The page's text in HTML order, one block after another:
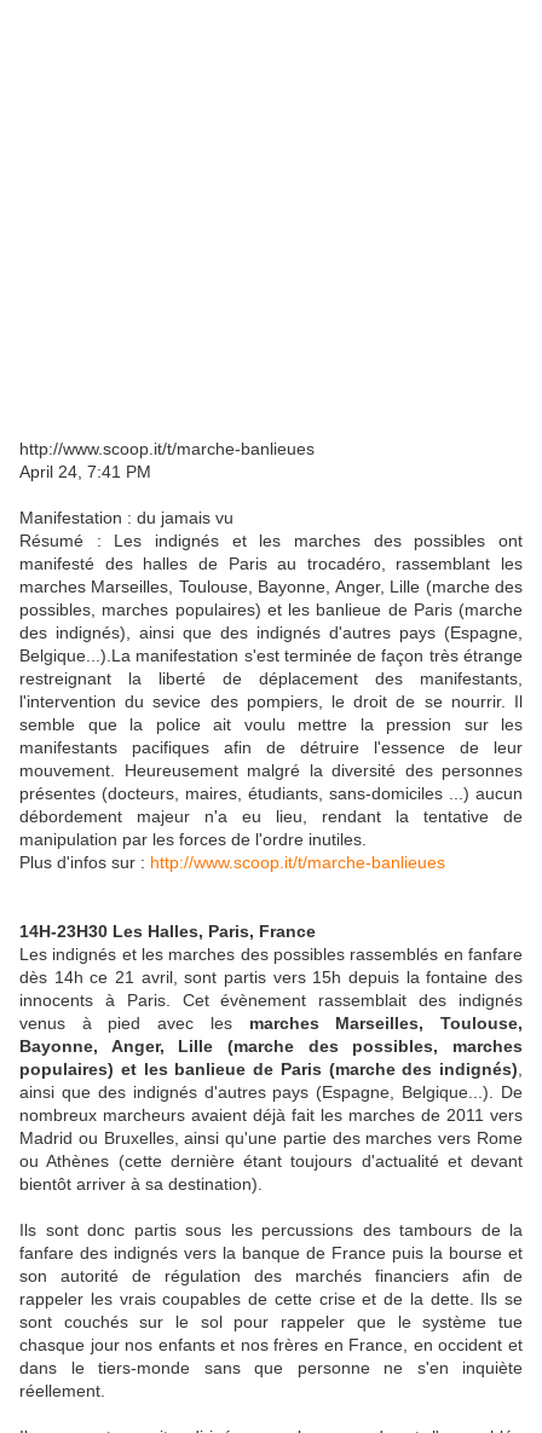
http://www.scoop.it/t/marche-banlieues
April 24, 7:41 PM
Manifestation : du jamais vu
Résumé : Les indignés et les marches des possibles ont
manifesté des halles de Paris au trocadéro, rassemblant les
marches Marseilles, Toulouse, Bayonne, Anger, Lille (marche des
possibles, marches populaires) et les banlieue de Paris (marche
des indignés), ainsi que des indignés d'autres pays (Espagne,
Belgique...).La manifestation s'est terminée de façon très étrange
restreignant la liberté de déplacement des manifestants,
l'intervention du sevice des pompiers, le droit de se nourrir. Il
semble que la police ait voulu mettre la pression sur les
manifestants pacifiques afin de détruire l'essence de leur
mouvement. Heureusement malgré la diversité des personnes
présentes (docteurs, maires, étudiants, sans-domiciles ...) aucun
débordement majeur n'a eu lieu, rendant la tentative de
manipulation par les forces de l'ordre inutiles.
Plus d'infos sur : http://www.scoop.it/t/marche-banlieues
14H-23H30 Les Halles, Paris, France
Les indignés et les marches des possibles rassemblés en fanfare
dès 14h ce 21 avril, sont partis vers 15h depuis la fontaine des
innocents à Paris. Cet évènement rassemblait des indignés
venus à pied avec les marches Marseilles, Toulouse,
Bayonne, Anger, Lille (marche des possibles, marches
populaires) et les banlieue de Paris (marche des indignés)
ainsi que des indignés d'autres pays (Espagne, Belgique...). De
nombreux marcheurs avaient déjà fait les marches de 2011 vers
Madrid ou Bruxelles, ainsi qu'une partie des marches vers Rome
ou Athènes (cette dernière étant toujours d'actualité et devant
bientôt arriver à sa destination).
Ils sont donc partis sous les percussions des tambours de la
fanfare des indignés vers la banque de France puis la bourse et
son autorité de régulation des marchés financiers afin de
rappeler les vrais coupables de cette crise et de la dette. Ils se
sont couchés sur le sol pour rappeler que le système tue
chasque jour nos enfants et nos frères en France, en occident et
dans le tiers-monde sans que personne ne s'en inquiète
réellement.